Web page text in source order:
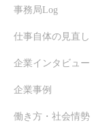
事務局Log
仕事自体の見直し
企業インタビュー
企業事例
働き方・社会情勢